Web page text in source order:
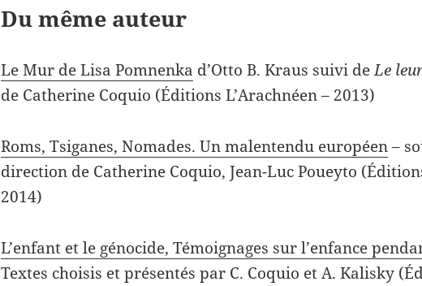
Du même auteur
Le Mur de Lisa Pomnenka d’Otto B. Kraus suivi deLe
de Catherine Coquio (Éditions L’Arachnéen – 2013)
Roms, Tsiganes, Nomades. Un malentendu européen–
direction de Catherine Coquio, Jean-Luc Poueyto
2014)
L’enfant et le génocide, Témoignages sur l’enfance
Textes choisis et présentés par C. Coquio et A. Kalisky